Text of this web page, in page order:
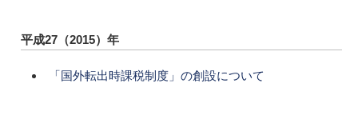
平成27（2015）年
「国外転出時課税制度」の創設について